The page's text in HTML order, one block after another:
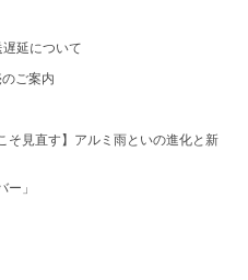
延について
ご案内
そ見直す】アルミ雨といの進化と新
」